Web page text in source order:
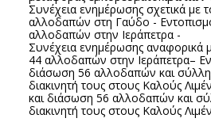
Συνέχεια ενημέρωσης σχετικά με
αλλοδαπών στη Γαύδο -
αλλοδαπών στην Ιεράπετρα -
Συνέχεια ενημέρωσης αναφορικά
44 αλλοδαπών στην Ιεράπετρα–
διάσωση 56 αλλοδαπών και
διακινητή τους στους Καλούς
και διάσωση 56 αλλοδαπών και
διακινητή τους στους Καλούς